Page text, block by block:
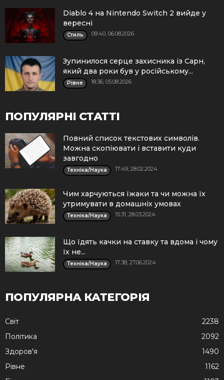
Diablo 4 на Nintendo Switch 2 вийде у
вересні
Стиль 09:40, 06.08.2026
Зупинилося серце захисника із Сарн,
який два роки був у російському...
Рівне 18:36, 05.08.2026
ПОПУЛЯРНІ СТАТТІ
Повний список текстових символів.
Можна скопіювати і вставити куди
завгодно
Техніка/Наука 17:49, 28.02.2024
Чим харчуються їжаки та чи можна їх
утримувати в домашніх умовах
Техніка/Наука 15:31, 28.03.2024
Що їдять качки на ставку та вдома і чому
їх не...
Техніка/Наука 17:38, 27.06.2024
ПОПУЛЯРНА КАТЕГОРІЯ
Cвіт
2238
Політика
2092
Здоров'я
1490
Рівне
1162